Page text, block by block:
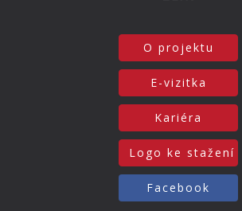
O projektu
E-vizitka
Kariéra
Logo ke stažení
Facebook